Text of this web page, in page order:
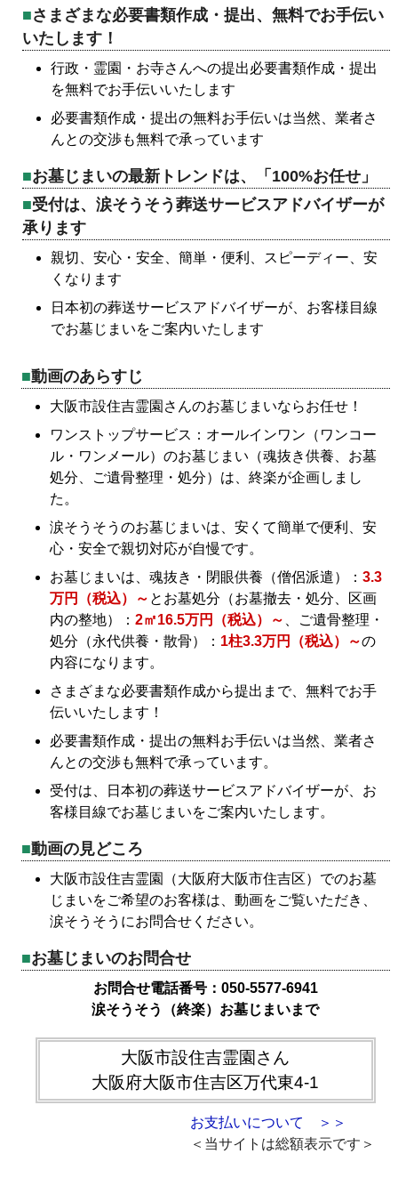
さまざまな必要書類作成・提出、無料でお手伝い
いたします！
行政・霊園・お寺さんへの提出必要書類作成・提出
を無料でお手伝いいたします
必要書類作成・提出の無料お手伝いは当然、業者さ
んとの交渉も無料で承っています
お墓じまいの最新トレンドは、「100%お任せ」
受付は、涙そうそう葬送サービスアドバイザーが
承ります
親切、安心・安全、簡単・便利、スピーディー、安
くなります
日本初の葬送サービスアドバイザーが、お客様目線
でお墓じまいをご案内いたします
動画のあらすじ
大阪市設住吉霊園さんのお墓じまいならお任せ！
ワンストップサービス：オールインワン（ワンコー
ル・ワンメール）のお墓じまい（魂抜き供養、お墓
処分、ご遺骨整理・処分）は、終楽が企画しまし
た。
涙そうそうのお墓じまいは、安くて簡単で便利、安
心・安全で親切対応が自慢です。
お墓じまいは、魂抜き・閉眼供養（僧侶派遣）：3.3
万円（税込）～ とお墓処分（お墓撤去・処分、区画
内の整地）：2㎡16.5万円（税込）～
、ご遺骨整理・
処分（永代供養・散骨）： 1柱3.3万円（税込）～の
内容になります。
さまざまな必要書類作成から提出まで、無料でお手
伝いいたします！
必要書類作成・提出の無料お手伝いは当然、業者さ
んとの交渉も無料で承っています。
受付は、日本初の葬送サービスアドバイザーが、お
客様目線でお墓じまいをご案内いたします。
動画の見どころ
大阪市設住吉霊園（大阪府大阪市住吉区）でのお墓
じまいをご希望のお客様は、動画をご覧いただき、
涙そうそうにお問合せください。
お墓じまいのお問合せ
お問合せ電話番号：050-5577-6941
涙そうそう（終楽）お墓じまいまで
大阪市設住吉霊園さん
大阪府大阪市住吉区万代東4-1
お支払いについて ＞＞
＜当サイトは総額表示です＞